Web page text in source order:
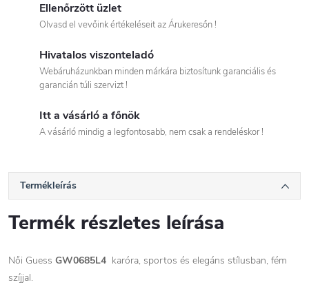
Ellenőrzött üzlet
Olvasd el vevőink értékeléseit az Árukeresőn !
Hivatalos viszonteladó
Webáruházunkban minden márkára biztosítunk garanciális és
garancián túli szervizt !
Itt a vásárló a főnök
A vásárló mindig a legfontosabb, nem csak a rendeléskor !
Termékleírás
Termék részletes leírása
Női Guess GW0685L4 karóra, sportos és elegáns stílusban, fém
szíjjal.